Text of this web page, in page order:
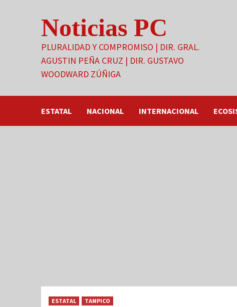
Noticias PC
PLURALIDAD Y COMPROMISO | DIR. GRAL.
AGUSTIN PEÑA CRUZ | DIR. GUSTAVO
WOODWARD ZÚÑIGA
ESTATAL NACIONAL INTERNACIONAL
ESTATAL TAMPICO